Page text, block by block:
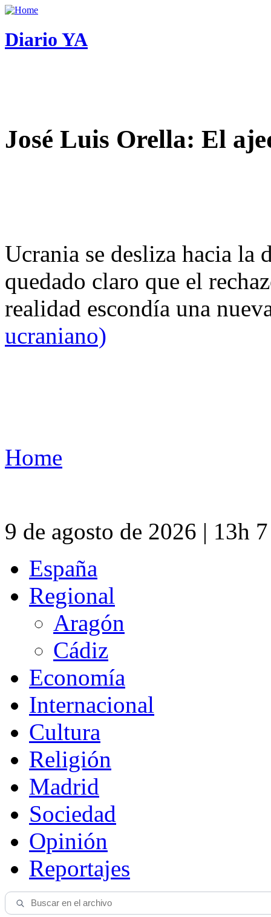
Diario YA
José Luis Orella: El
Ucrania se desliza hacia
quedado claro que el
realidad escondía una
ucraniano)
Home
9 de agosto de 2026 | 13h
España
Regional
Aragón
Cádiz
Economía
Internacional
Cultura
Religión
Madrid
Sociedad
Opinión
Reportajes